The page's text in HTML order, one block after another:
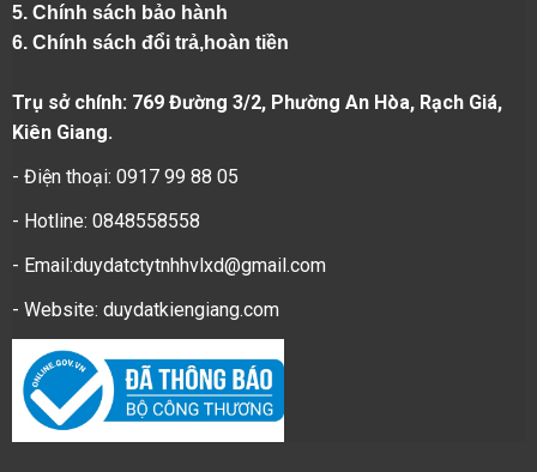
5. Chính sách bảo hành
6. Chính sách đổi trả,hoàn tiền
Trụ sở chính: 769 Đường 3/2, Phường An Hòa, Rạch Giá,
Kiên Giang.
- Điện thoại: 0917 99 88 05
- Hotline: 0848558558
- Email:duydatctytnhhvlxd@gmail.com
- Website: duydatkiengiang.com